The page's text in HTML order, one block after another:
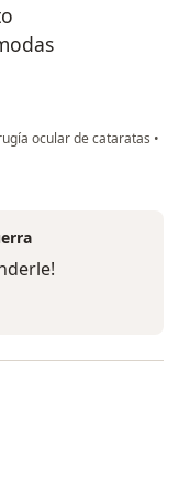
ocular de cataratas •